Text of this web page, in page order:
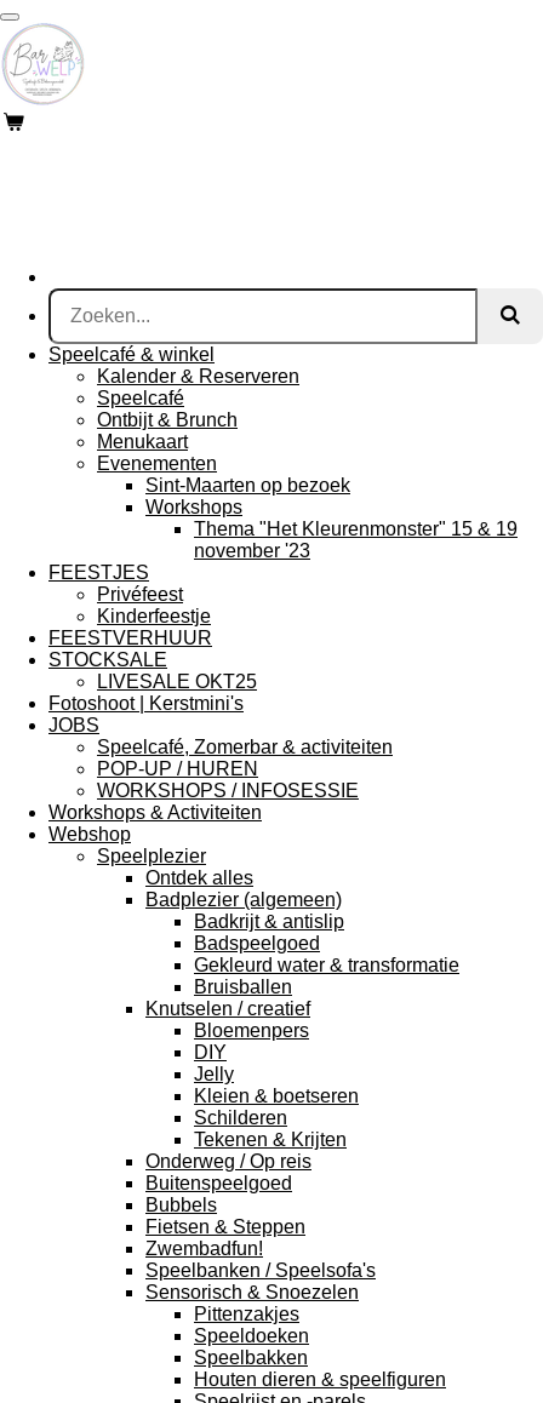
Ga
direct
naar
de
hoofdinhoud
Speelcafé & winkel
Kalender & Reserveren
Speelcafé
Ontbijt & Brunch
Menukaart
Evenementen
Sint-Maarten op bezoek
Workshops
Thema "Het Kleurenmonster" 15 & 19
november '23
FEESTJES
Privéfeest
Kinderfeestje
FEESTVERHUUR
STOCKSALE
LIVESALE OKT25
Fotoshoot | Kerstmini's
JOBS
Speelcafé, Zomerbar & activiteiten
POP-UP / HUREN
WORKSHOPS / INFOSESSIE
Workshops & Activiteiten
Webshop
Speelplezier
Ontdek alles
Badplezier (algemeen)
Badkrijt & antislip
Badspeelgoed
Gekleurd water & transformatie
Bruisballen
Knutselen / creatief
Bloemenpers
DIY
Jelly
Kleien & boetseren
Schilderen
Tekenen & Krijten
Onderweg / Op reis
Buitenspeelgoed
Bubbels
Fietsen & Steppen
Zwembadfun!
Speelbanken / Speelsofa's
Sensorisch & Snoezelen
Pittenzakjes
Speeldoeken
Speelbakken
Houten dieren & speelfiguren